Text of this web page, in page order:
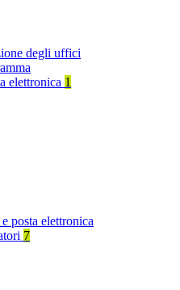
degli uffici
elettronica 1
posta elettronica
7